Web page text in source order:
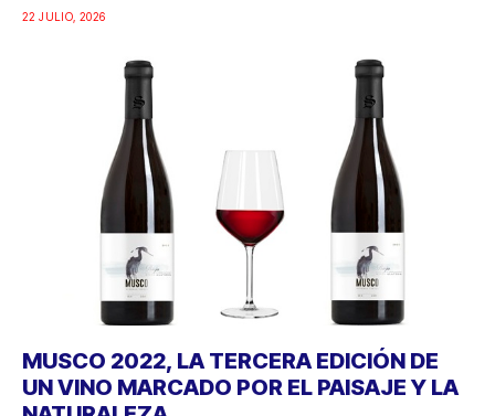
22 JULIO, 2026
MUSCO 2022, LA TERCERA EDICIÓN DE
UN VINO MARCADO POR EL PAISAJE Y LA